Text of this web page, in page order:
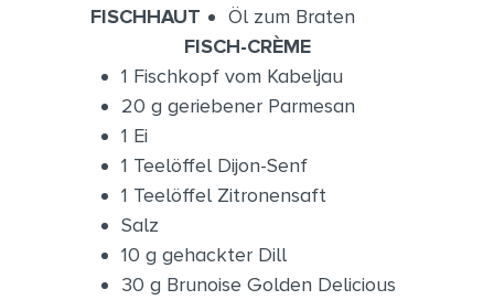
FISCHHAUT
Öl zum Braten
FISCH-CRÈME
1 Fischkopf vom Kabeljau
20 g geriebener Parmesan
1 Ei
1 Teelöffel Dijon-Senf
1 Teelöffel Zitronensaft
Salz
10 g gehackter Dill
30 g Brunoise Golden Delicious